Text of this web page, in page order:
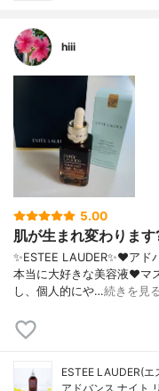
hiii
5.00
肌が生まれ変わりま
✨ESTEE LAUDER✨❤︎アド
本当に大好きな美容液❤️マ
し、個人的にや…続きを見
ESTEE LAUDER(
アドバンス ナイト